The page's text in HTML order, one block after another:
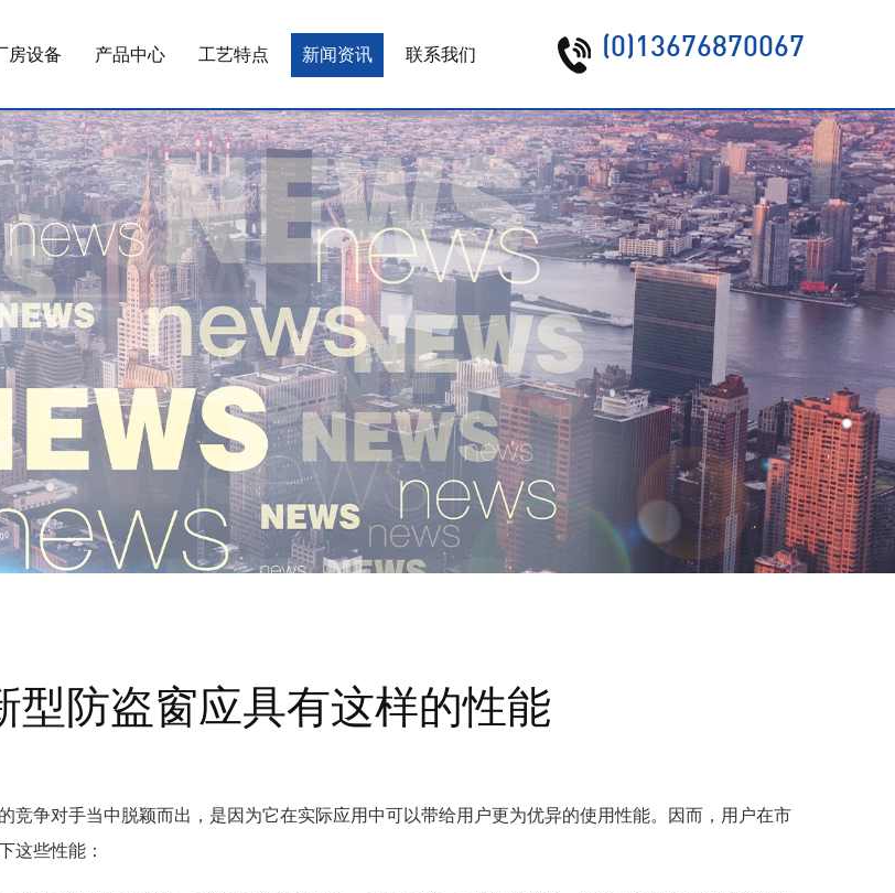
房设备 产品中心 工艺特点 新闻资讯 联系我们 (0)13676870067
型防盗窗应具有这样的性能
竞争对手当中脱颖而出，是因为它在实际应用中可以带给用户更为优异的使用性能。因而，用户在市
这些性能：